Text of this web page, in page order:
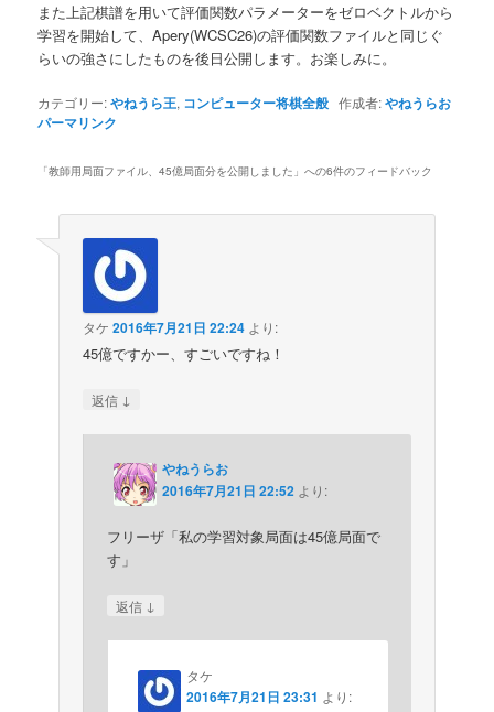
また上記棋譜を用いて評価関数パラメーターをゼロベクトルから
学習を開始して、Apery(WCSC26)の評価関数ファイルと同じぐ
らいの強さにしたものを後日公開します。お楽しみに。
カテゴリー:やねうら王, コンピューター将棋全般 作成者:やねうらお
パーマリンク
「教師用局面ファイル、45億局面分を公開しました 」への6件のフィードバック
タケ 2016年7月21日 22:24 より:
45億ですかー、すごいですね！
返信 ↓
やねうらお
2016年7月21日 22:52 より:
フリーザ「私の学習対象局面は45億局面で
す」
返信 ↓
タケ
2016年7月21日 23:31 より: